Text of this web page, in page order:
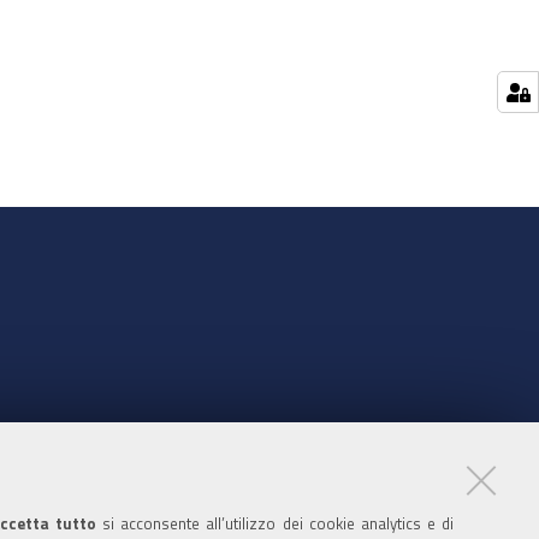
tutto si acconsente all’utilizzo dei cookie analytics e di